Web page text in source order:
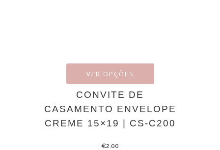
VER OPÇÕES
CONVITE DE
CASAMENTO ENVELOPE
CREME 15×19 | CS-C200
€2.00